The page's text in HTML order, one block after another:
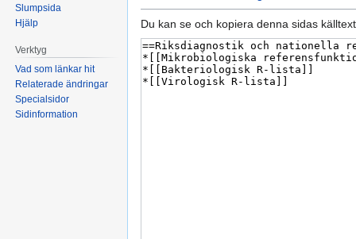
Du kan se och kopiera denna sidas
Slumpsida
Hjälp
Verktyg
Vad som länkar hit
Relaterade ändringar
Specialsidor
Sidinformation